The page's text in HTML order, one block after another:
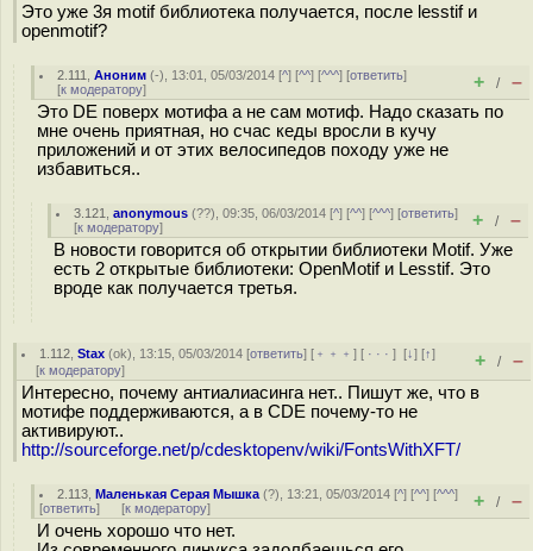
Это уже 3я motif библиотека получается, после lesstif и
openmotif?
2.111 ,Аноним (-), 13:01, 05/03/2014 [^] [^^] [^^^] [ответить]
[к модератору] + / –
Это DE поверх мотифа а не сам мотиф. Надо сказать по
мне очень приятная, но счас кеды вросли в кучу
приложений и от этих велосипедов походу уже не
избавиться..
3.121 ,anonymous (??), 09:35, 06/03/2014 [^] [^^] [^^^] [ответить]
[к модератору] + / –
В новости говорится об открытии библиотеки Motif. Уже
есть 2 открытые библиотеки: OpenMotif и Lesstif. Это
вроде как получается третья.
1.112 ,Stax (ok), 13:15, 05/03/2014 [ответить] [ ﹢﹢﹢] [ · · ·][↓] [↑]
[к модератору] + / –
Интересно, почему антиалиасинга нет.. Пишут же, что в
мотифе поддерживаются, а в CDE почему-то не
активируют..
http://sourceforge.net/p/cdesktopenv/wiki/FontsWithXFT/
2.113 ,Маленькая Серая Мышка (?), 13:21, 05/03/2014 [^] [^^] [^^^]
[ответить] [к модератору] + / –
И очень хорошо что нет.